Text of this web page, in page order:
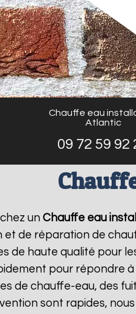
Chauffe eau
Atlantic
09 72 59 92
un Chauffe eau
et de réparation de
de haute qualité pour
pour répondre à
de chauffe-eau, des
sont rapides,